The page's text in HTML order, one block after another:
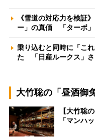
《雪道の対応力を検証
ー」の真価 「ターボ
乗り込むと同時に「こ
た 「日産ルークス」
大竹聡の「昼酒御
【大竹聡
「マンハ